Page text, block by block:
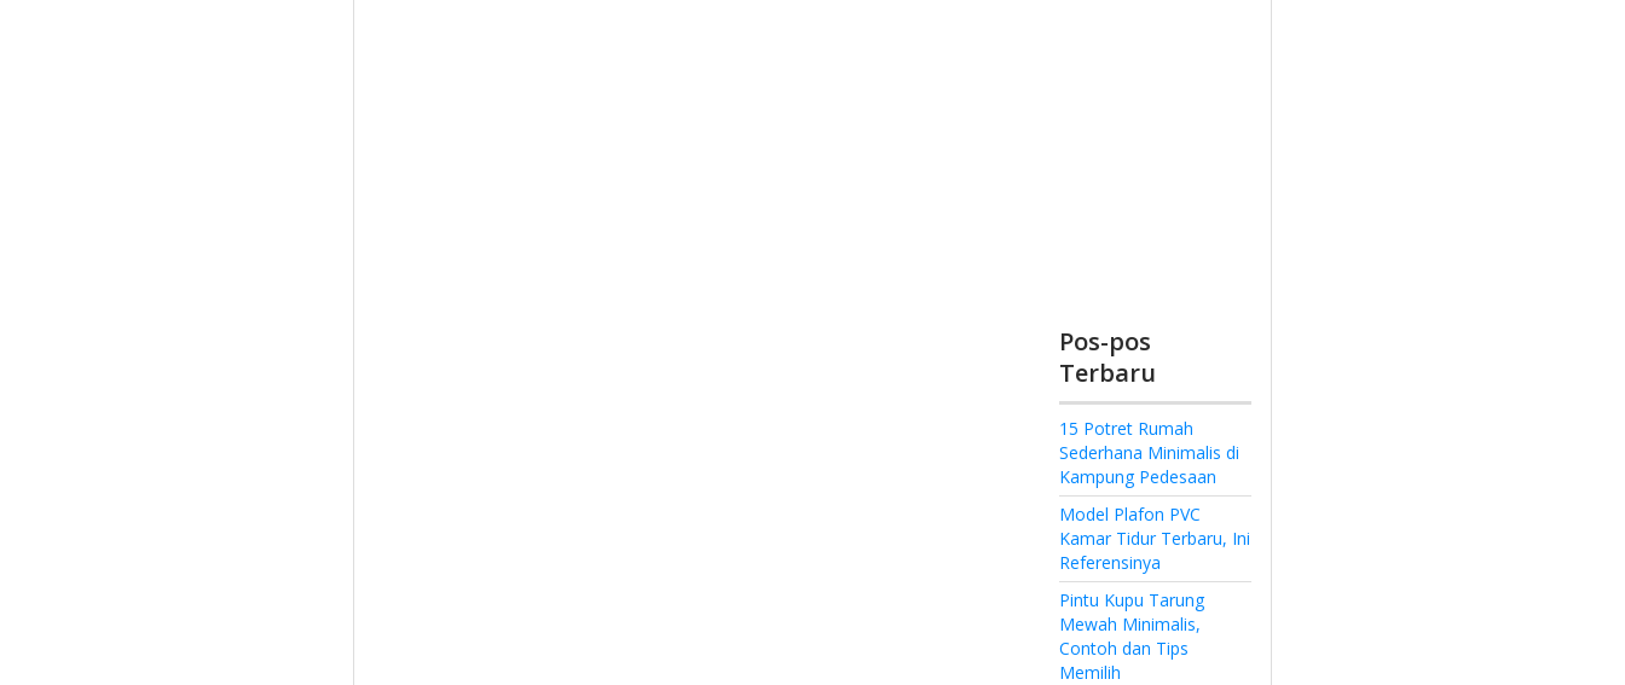
Pos-pos
Terbaru
15 Potret Rumah
Sederhana Minimalis di
Kampung Pedesaan
Model Plafon PVC
Kamar Tidur Terbaru, Ini
Referensinya
Pintu Kupu Tarung
Mewah Minimalis,
Contoh dan Tips
Memilih